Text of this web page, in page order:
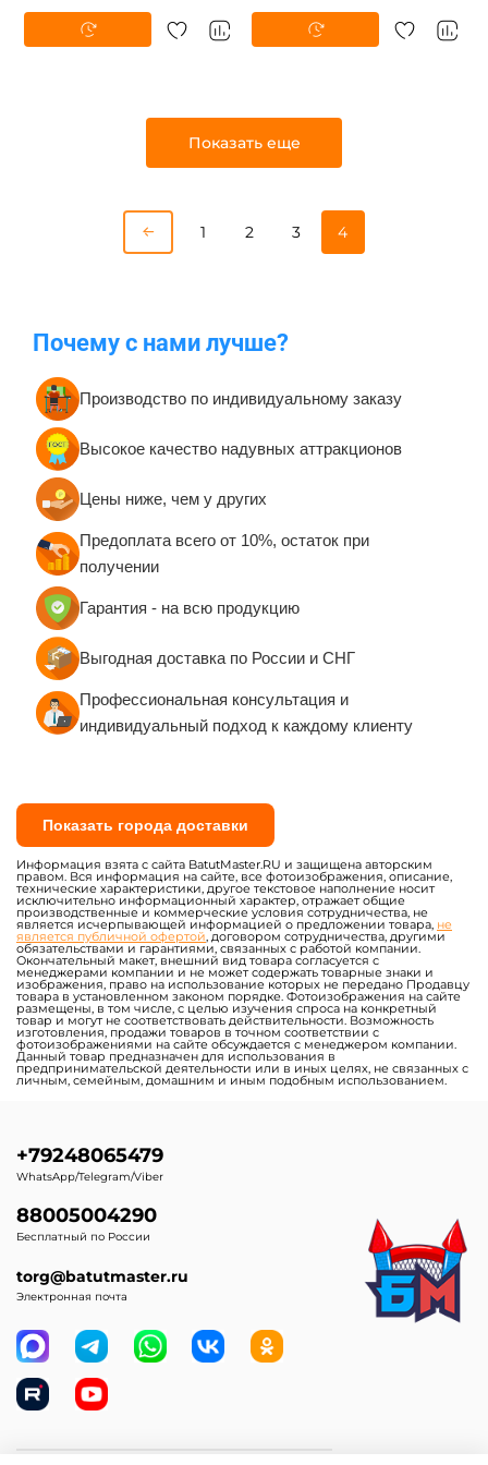
Показать еще
1 2 3 4
Почему с нами лучше?
Производство по индивидуальному заказу
Высокое качество надувных аттракционов
Цены ниже, чем у других
Предоплата всего от 10%, остаток при
получении
Гарантия - на всю продукцию
Выгодная доставка по России и СНГ
Профессиональная консультация и
индивидуальный подход к каждому клиенту
Показать города доставки
Информация взята с сайта BatutMaster.RU и защищена авторским
правом. Вся информация на сайте, все фотоизображения, описание,
технические характеристики, другое текстовое наполнение носит
исключительно информационный характер, отражает общие
производственные и коммерческие условия сотрудничества, не
является исчерпывающей информацией о предложении товара, не
является публичной офертой, договором сотрудничества, другими
обязательствами и гарантиями, связанных с работой компании.
Окончательный макет, внешний вид товара согласуется с
менеджерами компании и не может содержать товарные знаки и
изображения, право на использование которых не передано Продавцу
товара в установленном законом порядке. Фотоизображения на сайте
размещены, в том числе, с целью изучения спроса на конкретный
товар и могут не соответствовать действительности. Возможность
изготовления, продажи товаров в точном соответствии с
фотоизображениями на сайте обсуждается с менеджером компании.
Данный товар предназначен для использования в
предпринимательской деятельности или в иных целях, не связанных с
личным, семейным, домашним и иным подобным использованием.
+79248065479
WhatsApp/Telegram/Viber
88005004290
Бесплатный по России
torg@batutmaster.ru
Электронная почта